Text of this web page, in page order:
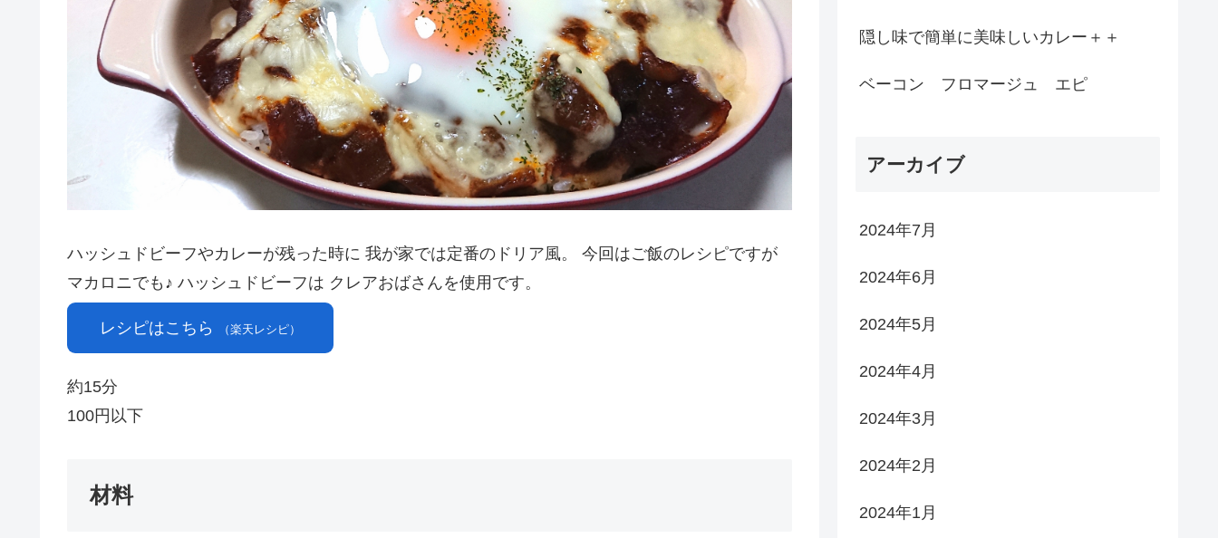
ハッシュドビーフやカレーが残った時に 我が家では定番のドリア風。 今回はご飯のレシピですが
マカロニでも♪ ハッシュドビーフは クレアおばさんを使用です。
レシピはこちら （楽天レシピ）
約15分
100円以下
材料
隠し味で簡単に美味しいカレー＋＋
ベーコン フロマージュ エピ
アーカイブ
2024年7月
2024年6月
2024年5月
2024年4月
2024年3月
2024年2月
2024年1月